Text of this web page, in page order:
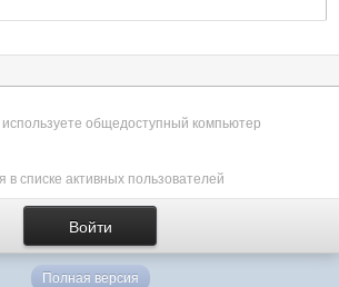
общедоступный компьютер
в списке активных пользователей
Полная версия